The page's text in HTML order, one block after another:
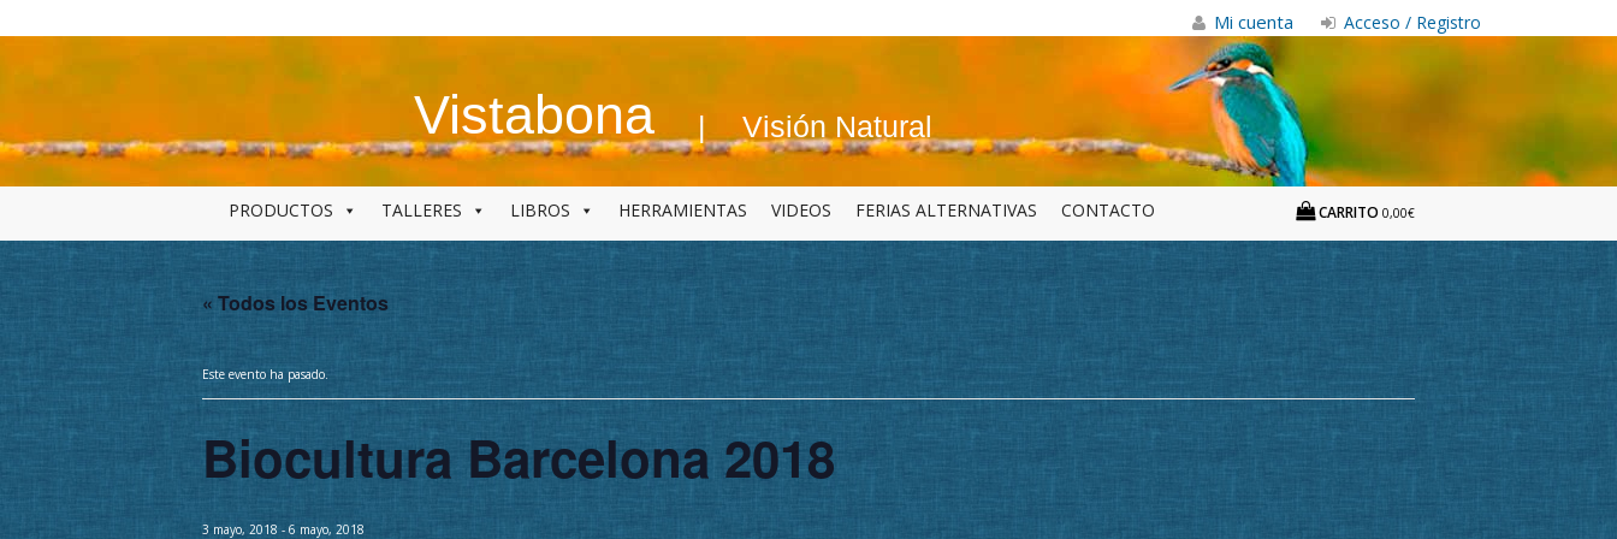
Mi cuenta Acceso / Registro
Vistabona Visión Natural
PRODUCTOS TALLERES LIBROS HERRAMIENTAS VIDEOS FERIAS ALTERNATIVAS CONTACTO CARRITO 0,00€
« Todos los Eventos
Este evento ha pasado.
Biocultura Barcelona 2018
3 mayo, 2018 - 6 mayo, 2018